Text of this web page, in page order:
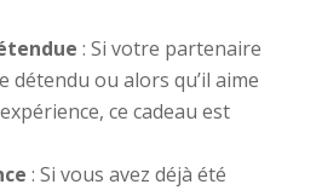
: Si votre partenaire
ou alors qu’il aime
ce cadeau est
: Si vous avez déjà été